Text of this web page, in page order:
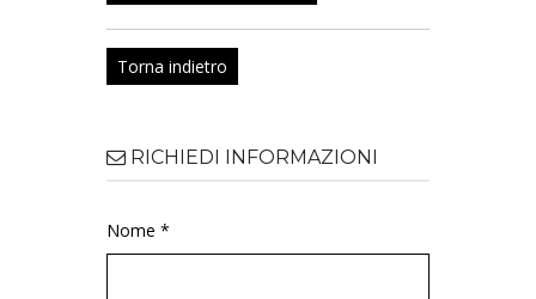
Torna indietro
RICHIEDI INFORMAZIONI
Nome *